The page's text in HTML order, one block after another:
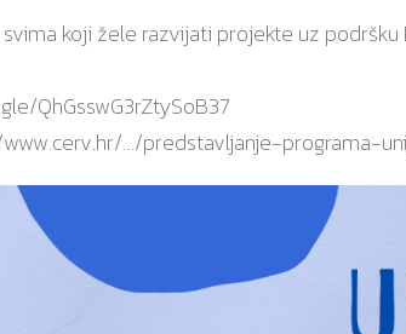
koji žele razvijati projekte uz podršku
QhGsswG3rZtySoB37
…/predstavljanje-programa-